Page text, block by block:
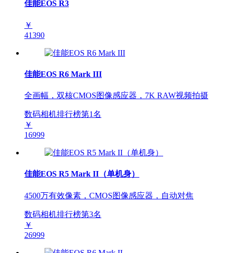
佳能EOS R3
￥
41390
佳能EOS R6 Mark III
全画幅，双核CMOS图像感应器，7K RAW视频拍摄
数码相机排行榜第1名
￥
16999
佳能EOS R5 Mark II（单机身）
4500万有效像素，CMOS图像感应器，自动对焦
数码相机排行榜第3名
￥
26999